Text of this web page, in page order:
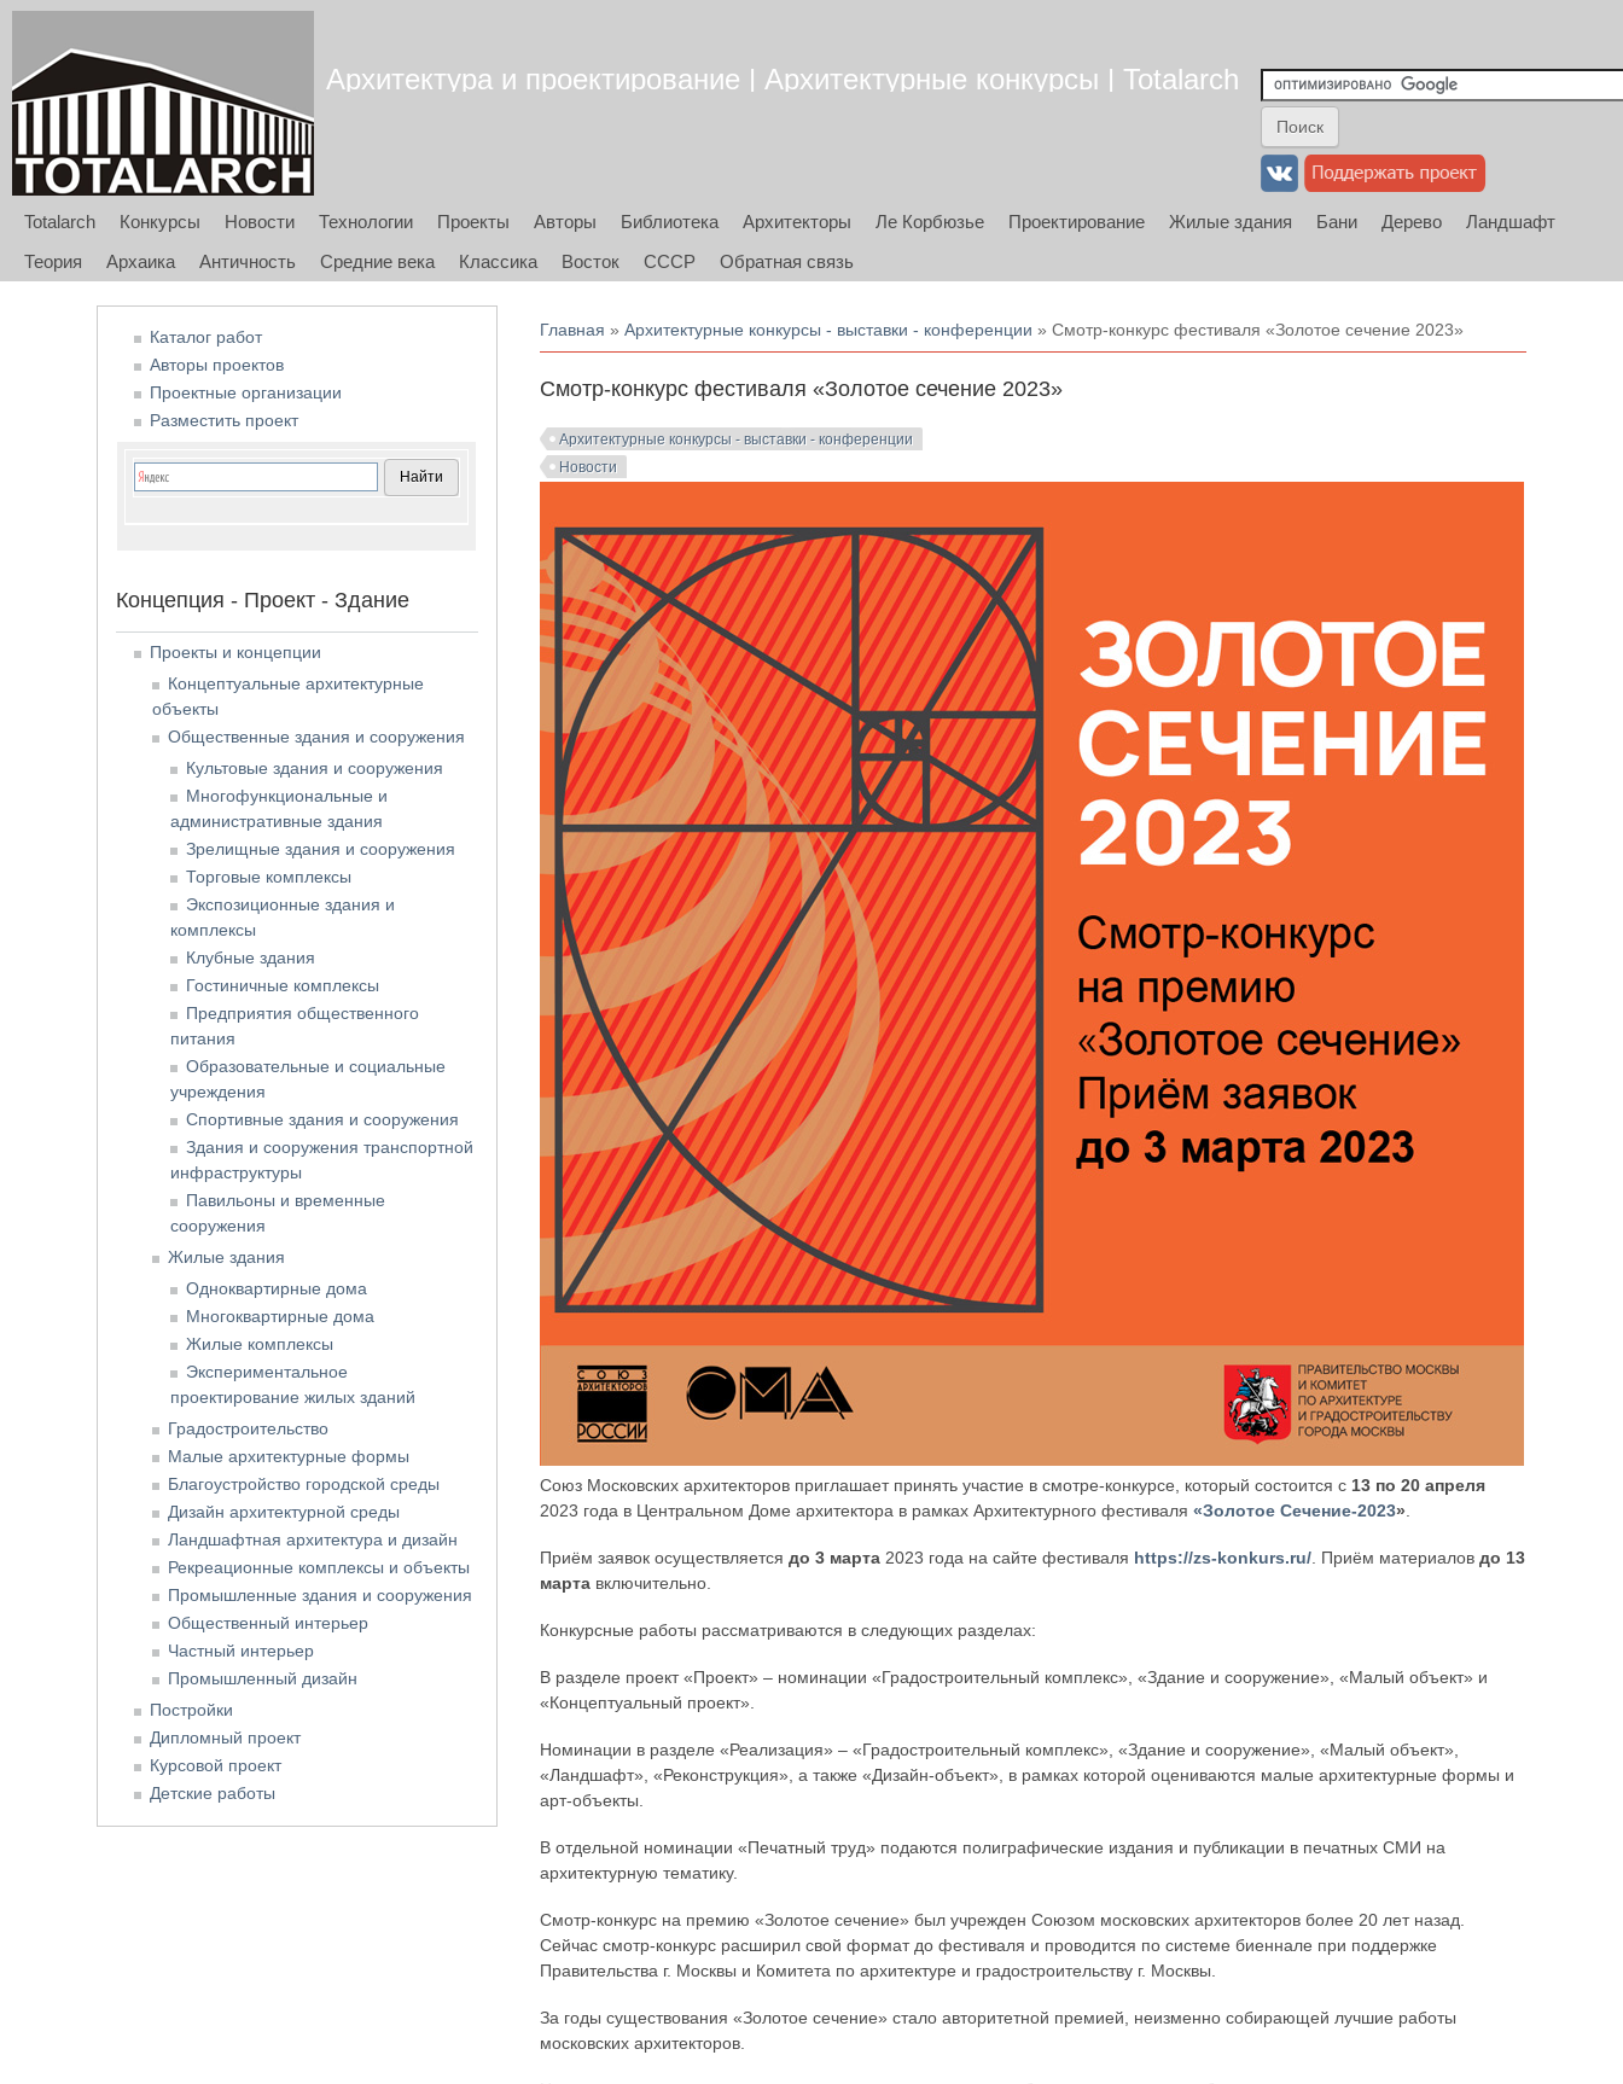
Архитектура и проектирование | Архитектурные конкурсы | Totalarch
Totalarch Конкурсы Новости Технологии Проекты Авторы Библиотека Архитекторы Ле Корбюзье Проектирование Жилые здания Бани Дерево
Ландшафт
Теория
Архаика Античность Средние века Классика Восток СССР Обратная связь
Вы здесь
Главная »Архитектурные конкурсы - выставки - конференции » Смотр-конкурс фестиваля «Золотое сечение 2023»
Смотр-конкурс фестиваля «Золотое сечение 2023»
Архитектурные конкурсы - выставки - конференции
Новости
Союз Московских архитекторов приглашает принять участие в смотре-конкурсе, который состоится с 13 по 20 апреля
2023 года в Центральном Доме архитектора в рамках Архитектурного фестиваля«Золотое Сечение-2023»
Приём заявок осуществляетсядо 3 марта 2023 года на сайте фестиваля https://zs-konkurs.ru/ . Приём материаловдо 13
марта включительно.
Конкурсные работы рассматриваются в следующих разделах:
В разделе проект «Проект» – номинации «Градостроительный комплекс», «Здание и сооружение», «Малый объект» и
«Концептуальный проект».
Номинации в разделе «Реализация» – «Градостроительный комплекс», «Здание и сооружение», «Малый объект»,
«Ландшафт», «Реконструкция», а также «Дизайн-объект», в рамках которой оцениваются малые архитектурные формы и
арт-объекты.
В отдельной номинации «Печатный труд» подаются полиграфические издания и публикации в печатных СМИ на
архитектурную тематику.
Смотр-конкурс на премию «Золотое сечение» был учрежден Союзом московских архитекторов более 20 лет назад.
Сейчас смотр-конкурс расширил свой формат до фестиваля и проводится по системе биеннале при поддержке
Правительства г. Москвы и Комитета по архитектуре и градостроительству г. Москвы.
За годы существования «Золотое сечение» стало авторитетной премией, неизменно собирающей лучшие работы
московских архитекторов.
Каталог работ
Авторы проектов
Проектные организации
Разместить проект
Концепция - Проект - Здание
Проекты и концепции
Концептуальные архитектурные
объекты
Общественные здания и сооружения
Культовые здания и сооружения
Многофункциональные и
административные здания
Зрелищные здания и сооружения
Торговые комплексы
Экспозиционные здания и
комплексы
Клубные здания
Гостиничные комплексы
Предприятия общественного
питания
Образовательные и социальные
учреждения
Спортивные здания и сооружения
Здания и сооружения транспортной
инфраструктуры
Павильоны и временные
сооружения
Жилые здания
Одноквартирные дома
Многоквартирные дома
Жилые комплексы
Экспериментальное
проектирование жилых зданий
Градостроительство
Малые архитектурные формы
Благоустройство городской среды
Дизайн архитектурной среды
Ландшафтная архитектура и дизайн
Рекреационные комплексы и объекты
Промышленные здания и сооружения
Общественный интерьер
Частный интерьер
Промышленный дизайн
Постройки
Дипломный проект
Курсовой проект
Детские работы